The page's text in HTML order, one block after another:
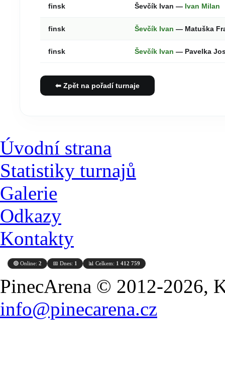
finsk Ševčík Ivan — Ivan Milan
finsk Ševčík Ivan — Matuška
finsk Ševčík Ivan — Pavelka
⬅ Zpět na pořadí turnaje
Úvodní strana
Statistiky turnajů
Galerie
Odkazy
Kontakty
🟢 Online: 2 📅 Dnes: 1 📊 Celkem: 1 412 759
PinecArena © 2012-2026,
info@pinecarena.cz